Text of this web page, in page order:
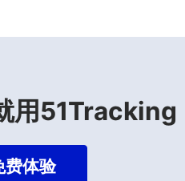
用51Tracking
费体验